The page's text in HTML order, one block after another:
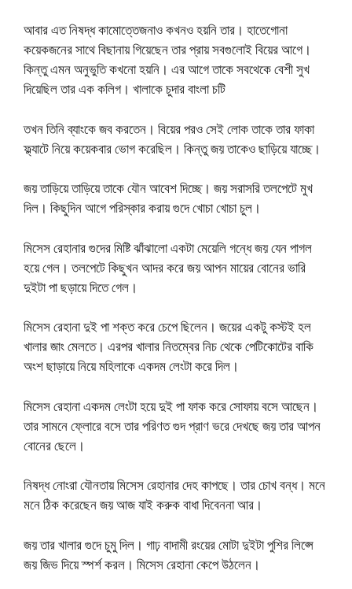
আবার এত নিষদ্ধ কামোত্তেজনাও কখনও হয়নি তার। হাতেগোনা
কয়েকজনের সাথে বিছানায় গিয়েছেন তার প্রায় সবগুলোই বিয়ের আগে।
কিন্তু এমন অনুভুতি কখনো হয়নি। এর আগে তাকে সবথেকে বেশী সুখ
দিয়েছিল তার এক কলিগ। খালাকে চুদার বাংলা চটি
তখন তিনি ব্যাংকে জব করতেন। বিয়ের পরও সেই লোক তাকে তার ফাকা
ফ্ল্যাটে নিয়ে কয়েকবার ভোগ করেছিল। কিন্তু জয় তাকেও ছাড়িয়ে যাচ্ছে।
জয় তাড়িয়ে তাড়িয়ে তাকে যৌন আবেশ দিচ্ছে। জয় সরাসরি তলপেটে মুখ
দিল। কিছুদিন আগে পরিস্কার করায় গুদে খোচা খোচা চুল।
মিসেস রেহানার গুদের মিষ্টি ঝাঁঝালো একটা মেয়েলি গন্ধে জয় যেন পাগল
হয়ে গেল। তলপেটে কিছুখন আদর করে জয় আপন মায়ের বোনের ভারি
দুইটা পা ছড়ায়ে দিতে গেল।
মিসেস রেহানা দুই পা শক্ত করে চেপে ছিলেন। জয়ের একটু কস্টই হল
খালার জাং মেলতে। এরপর খালার নিতম্বের নিচ থেকে পেটিকোটের বাকি
অংশ ছাড়ায়ে নিয়ে মহিলাকে একদম লেংটা করে দিল।
মিসেস রেহানা একদম লেংটা হয়ে দুই পা ফাক করে সোফায় বসে আছেন।
তার সামনে ফ্লোরে বসে তার পরিণত গুদ প্রাণ ভরে দেখছে জয় তার আপন
বোনের ছেলে।
নিষদ্ধ নোংরা যৌনতায় মিসেস রেহানার দেহ কাপছে। তার চোখ বন্ধ। মনে
মনে ঠিক করেছেন জয় আজ যাই করুক বাধা দিবেননা আর।
জয় তার খালার গুদে চুমু দিল। গাঢ় বাদামী রংয়ের মোটা দুইটা পুশির লিপ্সে
জয় জিভ দিয়ে স্পর্শ করল। মিসেস রেহানা কেপে উঠলেন।